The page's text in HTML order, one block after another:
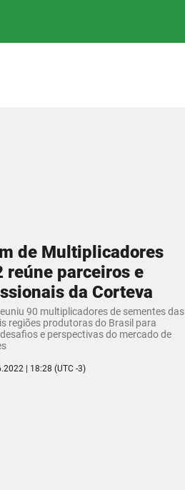
de Multiplicadores
reúne parceiros e
da Corteva
90 multiplicadores de sementes das
regiões produtoras do Brasil para
e perspectivas do mercado de
| 18:28 (UTC -3)